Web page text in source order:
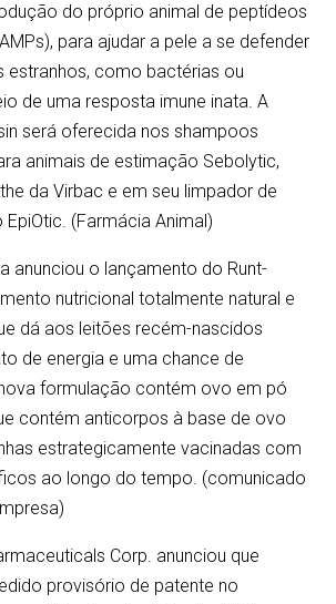
do próprio animal de peptídeos
para ajudar a pele a se defender
estranhos, como bactérias ou
de uma resposta imune inata. A
será oferecida nos shampoos
animais de estimação Sebolytic,
da Virbac e em seu limpador de
(Farmácia Animal)
anunciou o lançamento do Runt-
nutricional totalmente natural e
dá aos leitões recém-nascidos
de energia e uma chance de
formulação contém ovo em pó
contém anticorpos à base de ovo
estrategicamente vacinadas com
ao longo do tempo. (comunicado
Corp. anunciou que
provisório de patente no